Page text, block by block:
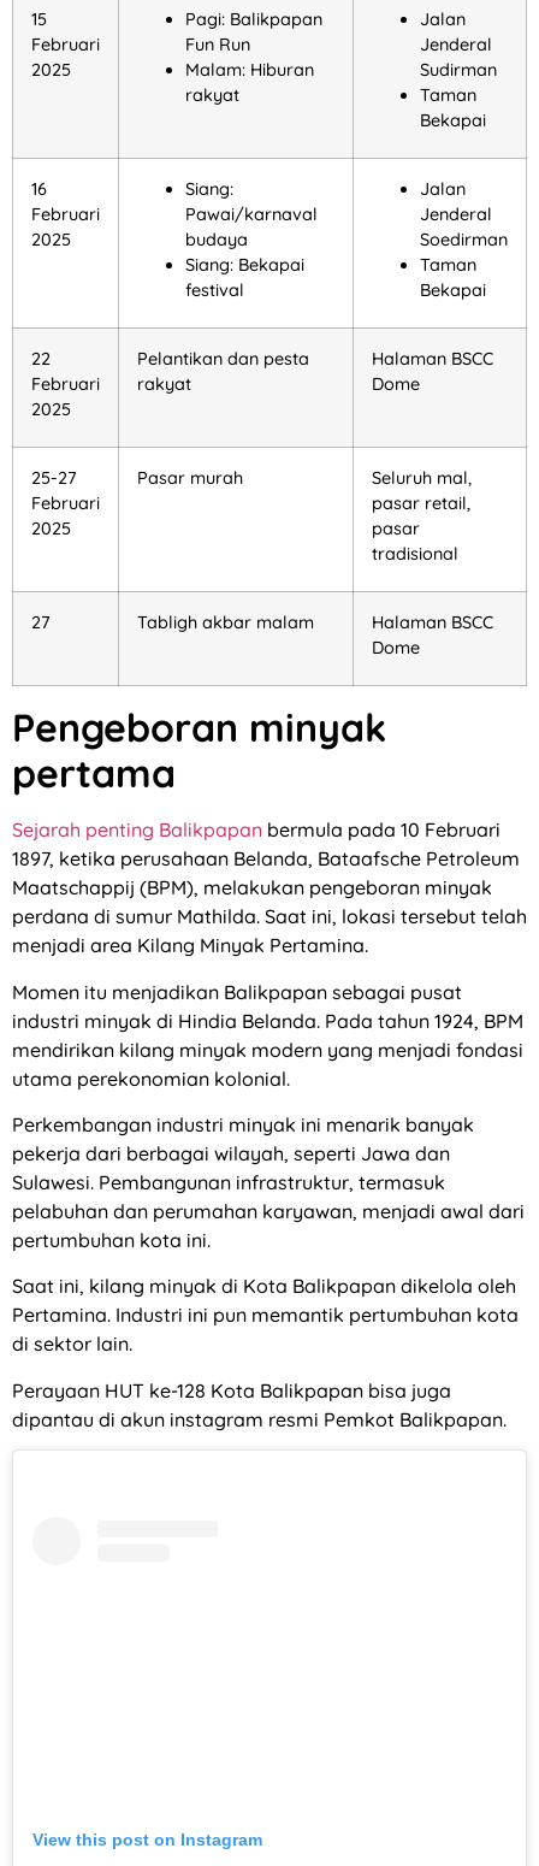
15
Februari
2025
Pagi: Balikpapan
Fun Run
Malam: Hiburan
rakyat
Jalan
Jenderal
Sudirman
Taman
Bekapai
16
Februari
2025
Siang:
Pawai/karnaval
budaya
Siang: Bekapai
festival
Jalan
Jenderal
Soedirman
Taman
Bekapai
22
Februari
2025
Pelantikan dan pesta
rakyat
Halaman BSCC
Dome
25-27
Februari
2025
Pasar murah
Seluruh mal,
pasar retail,
pasar
tradisional
27 Tabligh akbar malam
Halaman BSCC
Dome
Pengeboran minyak
pertama
Sejarah penting Balikpapan bermula pada 10 Februari
1897, ketika perusahaan Belanda, Bataafsche Petroleum
Maatschappij (BPM), melakukan pengeboran minyak
perdana di sumur Mathilda. Saat ini, lokasi tersebut telah
menjadi area Kilang Minyak Pertamina.
Momen itu menjadikan Balikpapan sebagai pusat
industri minyak di Hindia Belanda. Pada tahun 1924, BPM
mendirikan kilang minyak modern yang menjadi fondasi
utama perekonomian kolonial.
Perkembangan industri minyak ini menarik banyak
pekerja dari berbagai wilayah, seperti Jawa dan
Sulawesi. Pembangunan infrastruktur, termasuk
pelabuhan dan perumahan karyawan, menjadi awal dari
pertumbuhan kota ini.
Saat ini, kilang minyak di Kota Balikpapan dikelola oleh
Pertamina. Industri ini pun memantik pertumbuhan kota
di sektor lain.
Perayaan HUT ke-128 Kota Balikpapan bisa juga
dipantau di akun instagram resmi Pemkot Balikpapan.
View this post on Instagram